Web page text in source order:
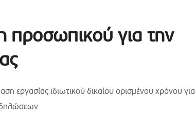
προσωπικού για την
εργασίας ιδιωτικού δικαίου ορισμένου χρόνου για
δηλώσεων